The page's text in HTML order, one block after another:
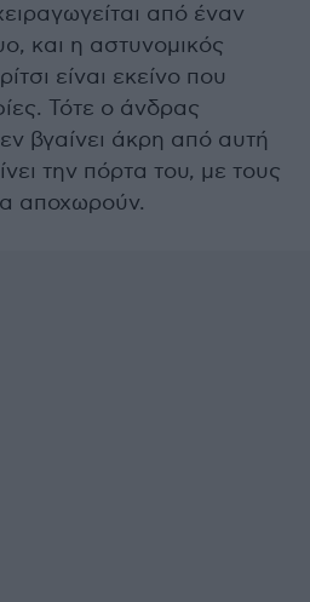
από έναν
και η αστυνομικός
είναι εκείνο που
Τότε ο άνδρας
βγαίνει άκρη από αυτή
την πόρτα του, με τους
αποχωρούν.